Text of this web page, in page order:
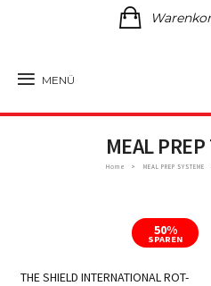
MENÜ
MEAL
Home MEAL PREP SYSTEME
50%
SPAREN
THE SHIELD INTERNATIONAL ROT-